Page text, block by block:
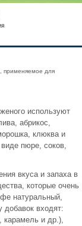
применяемое для
используют
абрикос,
клюква и
пюре, соков,
вкуса и запаха в
которые очень
натуральный,
добавок входят:
карамель и др.),